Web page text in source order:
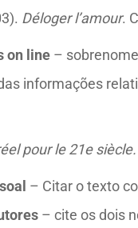
Déloger l’amour.
on line –
informações
pour le 21e siècle.
– Citar o texto
– cite os dois